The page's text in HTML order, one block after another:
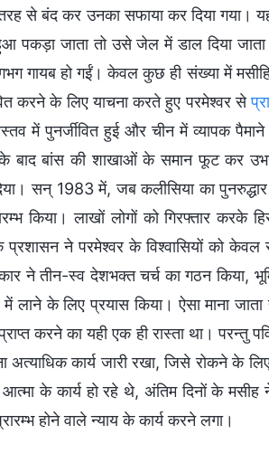
से बंद कर उनका सफाया कर दिया गया।
पकड़ा जाता तो उसे जेल में डाल दिया
गायब हो गईं। केवल कुछ ही संख्या में
करने के लिए याचना करते हुए परमेश्वर से
में पुनर्जीवित हुई और चीन में व्यापक पैमाने
के बाद बांस की शाखाओं के समान फूट कर
सन् 1983 में, जब कलीसिया का
किया। लाखों लोगों को गिरफ्तार
ने परमेश्वर के विश्वासियों को केवल
ने तीन-स्व देशभक्त चर्च का गठन किया,
लाने के लिए प्रयास किया। ऐसा माना
करने का यही एक ही रास्ता था।
अत्याधिक कार्य जारी रखा, जिसे रोकने के
के कार्य हो रहे थे, अंतिम दिनों के मसीह
होने वाले न्याय के कार्य करने लगा।